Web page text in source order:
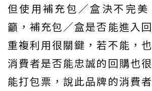
但使用補充包／盒決不完
籲，補充包／盒是否能進入
重複利用很關鍵，若不能，
消費者是否能忠誠的回購也
能打包票，說此品牌的消費